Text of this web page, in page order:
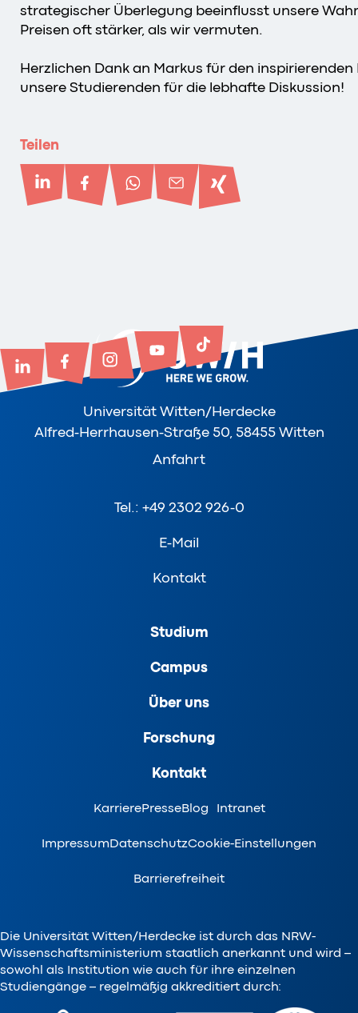
strategischer Überlegung beeinflusst unsere
Preisen oft stärker, als wir vermuten.
Herzlichen Dank an Markus für den
unsere Studierenden für die lebhafte Diskussion!
Teilen
Universität Witten/Herdecke
Alfred-Herrhausen-Straße 50, 58455 Witten
Anfahrt
Tel.: +49 2302 926-0
E-Mail
Kontakt
Studium
Campus
Über uns
Forschung
Kontakt
KarrierePresseBlog Intranet
ImpressumDatenschutzCookie-Einstellungen
Barrierefreiheit
Die Universität Witten/Herdecke ist durch das NRW-
Wissenschaftsministerium staatlich anerkannt und wird –
sowohl als Institution wie auch für ihre einzelnen
Studiengänge – regelmäßig akkreditiert durch: